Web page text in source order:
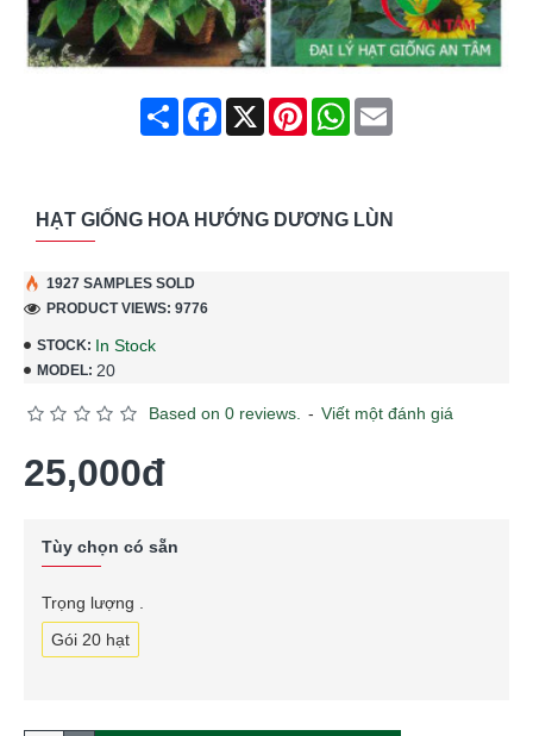
ShareFacebook
X PinterestWhatsApp
Email
HẠT GIỐNG HOA HƯỚNG DƯƠNG LÙN
STOCK: In Stock
MODEL: 20
1927 SAMPLES SOLD
PRODUCT VIEWS: 9776
Based on 0 reviews. - Viết một đánh giá
25,000đ
Tùy chọn có sẵn
Trọng lượng .
Gói 20 hạt